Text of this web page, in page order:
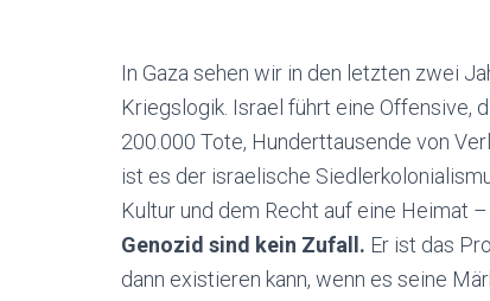
In Gaza sehen wir in den letzten zwei
Kriegslogik. Israel führt eine Offensive,
200.000 Tote, Hunderttausende von
ist es der israelische
Kultur und dem Recht auf eine Heimat
Genozid sind kein Zufall. Er ist das
dann existieren kann, wenn es seine